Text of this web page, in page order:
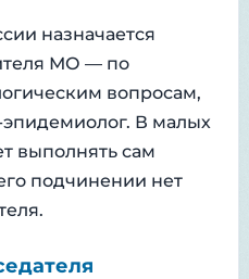
назначается
МО — по
вопросам,
В малых
выполнять сам
подчинении нет